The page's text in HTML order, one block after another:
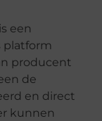
een
platform
producent
de
en direct
kunnen